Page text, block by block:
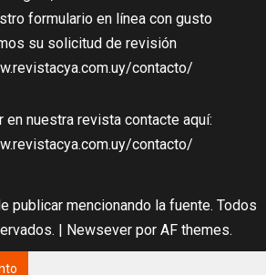
formulario en línea con gusto
su solicitud de revisión
contacto/
en nuestra revista contacte aquí:
contacto/
publicar mencionando la fuente. Todos
| Newsever por AF themes.